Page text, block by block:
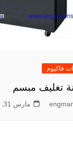
فاكيوم
تغليف مبسم
مارس 31, 2020